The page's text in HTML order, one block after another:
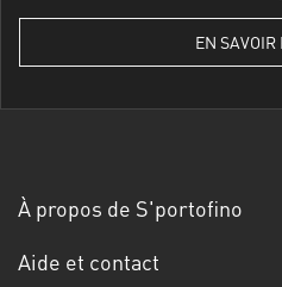
EN SAVOIR
À propos de S'portofino
Aide et contact